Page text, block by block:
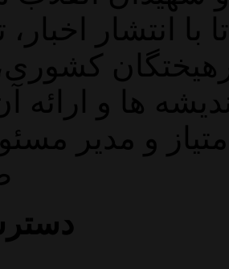
انتشار اخبار،
ها و ارائه
و مدیر